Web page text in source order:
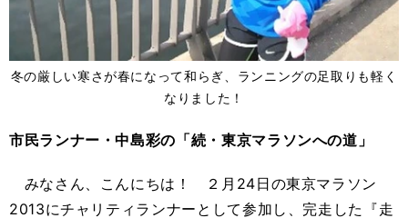
冬の厳しい寒さが春になって和らぎ、ランニングの足取りも軽く
なりました！
市民ランナー・中島彩の「続・東京マラソンへの道」
みなさん、こんにちは！ ２月24日の東京マラソン
2013にチャリティランナーとして参加し、完走した『走